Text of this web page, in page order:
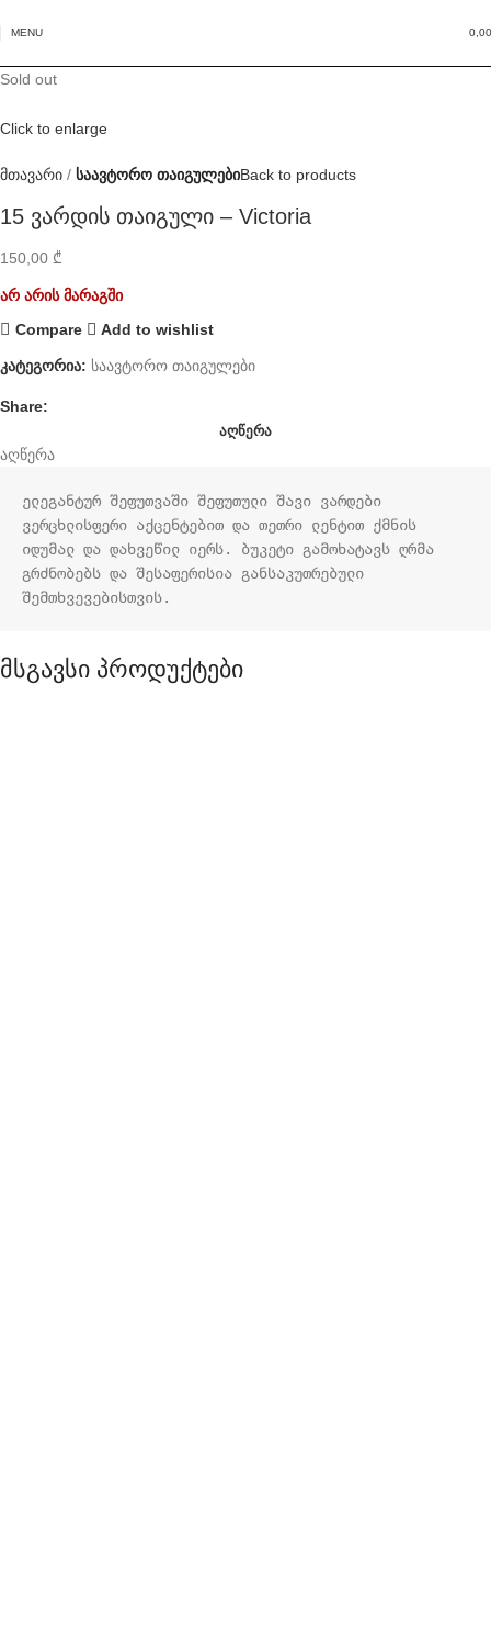
MENU
Sold out
Click to enlarge
მთავარი საავტორო თაიგულებიBack to products
15 ვარდის თაიგული – Victoria
150,00 ₾
არ არის მარაგში
Compare
Add to wishlist
კატეგორია: საავტორო თაიგულები
Share:
ᲐᲦᲬᲔᲠᲐ
აღწერა
ელეგანტურ შეფუთვაში შეფუთული შავი ვარდები
ვერცხლისფერი აქცენტებით და თეთრი ლენტით ქმნის
იდუმალ და დახვეწილ იერს. ბუკეტი გამოხატავს ღრმა
გრძნობებს და შესაფერისია განსაკუთრებული
შემთხვევებისთვის.
მსგავსი პროდუქტები